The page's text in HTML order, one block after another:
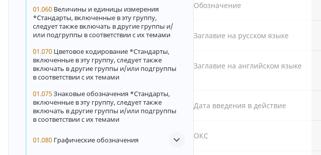
01.060 Величины и единицы измерения
*Стандарты, включенные в эту группу,
следует также включать в другие группы и/
или подгруппы в соответствии с их темами
01.070 Цветовое кодирование *Стандарты,
включенные в эту группу, следует также
включать в другие группы и/или подгруппы
в соответствии с их темами
01.075Знаковые обозначения *Стандарты,
включенные в эту группу, следует также
включать в другие группы и/или подгруппы
в соответствии с их темами
01.080 Графические обозначения
Обозначение
Заглавие на русском языке
Заглавие на английском языке
Дата введения в действие
ОКС